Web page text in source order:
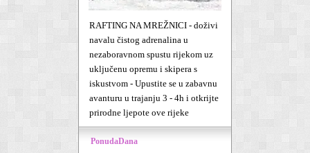
RAFTING NA MREŽNICI - doživi
navalu čistog adrenalina u
nezaboravnom spustu rijekom uz
uključenu opremu i skipera s
iskustvom - Upustite se u zabavnu
avanturu u trajanju 3 - 4h i otkrijte
prirodne ljepote ove rijeke
PonudaDana